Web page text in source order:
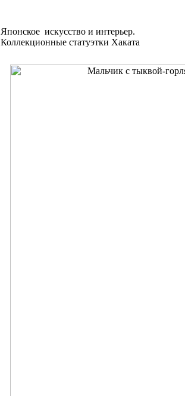
Японское искусство и интерьер.
Коллекционные статуэтки Хаката